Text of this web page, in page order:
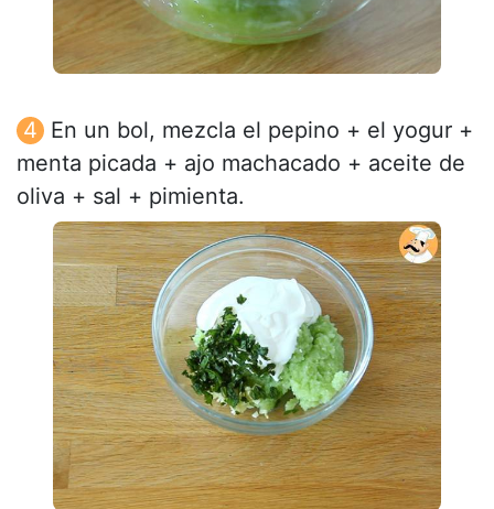
En un bol, mezcla el pepino + el yogur +
menta picada + ajo machacado + aceite de
oliva + sal + pimienta.